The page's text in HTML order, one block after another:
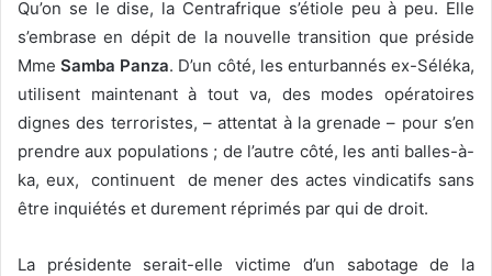
Qu’on se le dise, la Centrafrique s’étiole peu à peu. Elle
s’embrase en dépit de la nouvelle transition que préside
MmeSamba Panza. D’un côté, les enturbannés ex-Séléka,
utilisent maintenant à tout va, des modes opératoires
dignes des terroristes, – attentat à la grenade – pour s’en
prendre aux populations ; de l’autre côté, les anti balles-à-
ka, eux, continuent de mener des actes vindicatifs sans
être inquiétés et durement réprimés par qui de droit.
La présidente serait-elle victime d’un sabotage de la